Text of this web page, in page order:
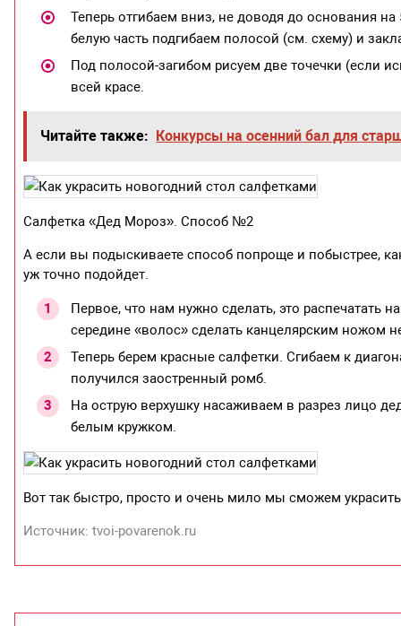
Теперь отгибаем вниз, не доводя до основания
белую часть подгибаем полосой (см. схему) и
Под полосой-загибом рисуем две точечки (если
всей красе.
Читайте также: Конкурсы на осенний бал для
Салфетка «Дед Мороз». Способ №2
А если вы подыскиваете способ попроще и побыстрее,
уж точно подойдет.
Первое, что нам нужно сделать, это распечатать
середине «волос» сделать канцелярским ножом
Теперь берем красные салфетки. Сгибаем к
получился заостренный ромб.
На острую верхушку насаживаем в разрез лицо
белым кружком.
Вот так быстро, просто и очень мило мы сможем
Источник: tvoi-povarenok.ru